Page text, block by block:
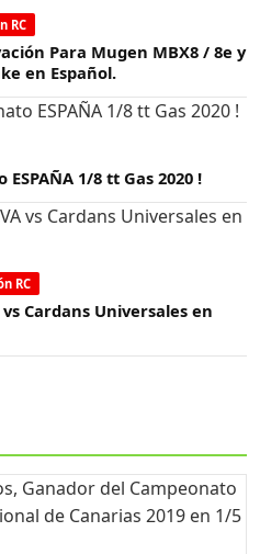
RC
Para Mugen MBX8 / 8e y
en Español.
1/8 tt Gas 2020 !
RC
Cardans Universales en